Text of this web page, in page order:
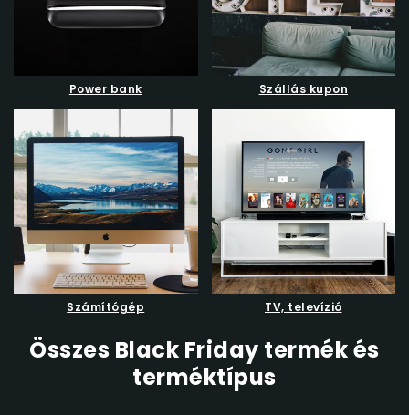
Power bank Szállás kupon
Számítógép TV, televízió
Összes Black Friday termék és
terméktípus